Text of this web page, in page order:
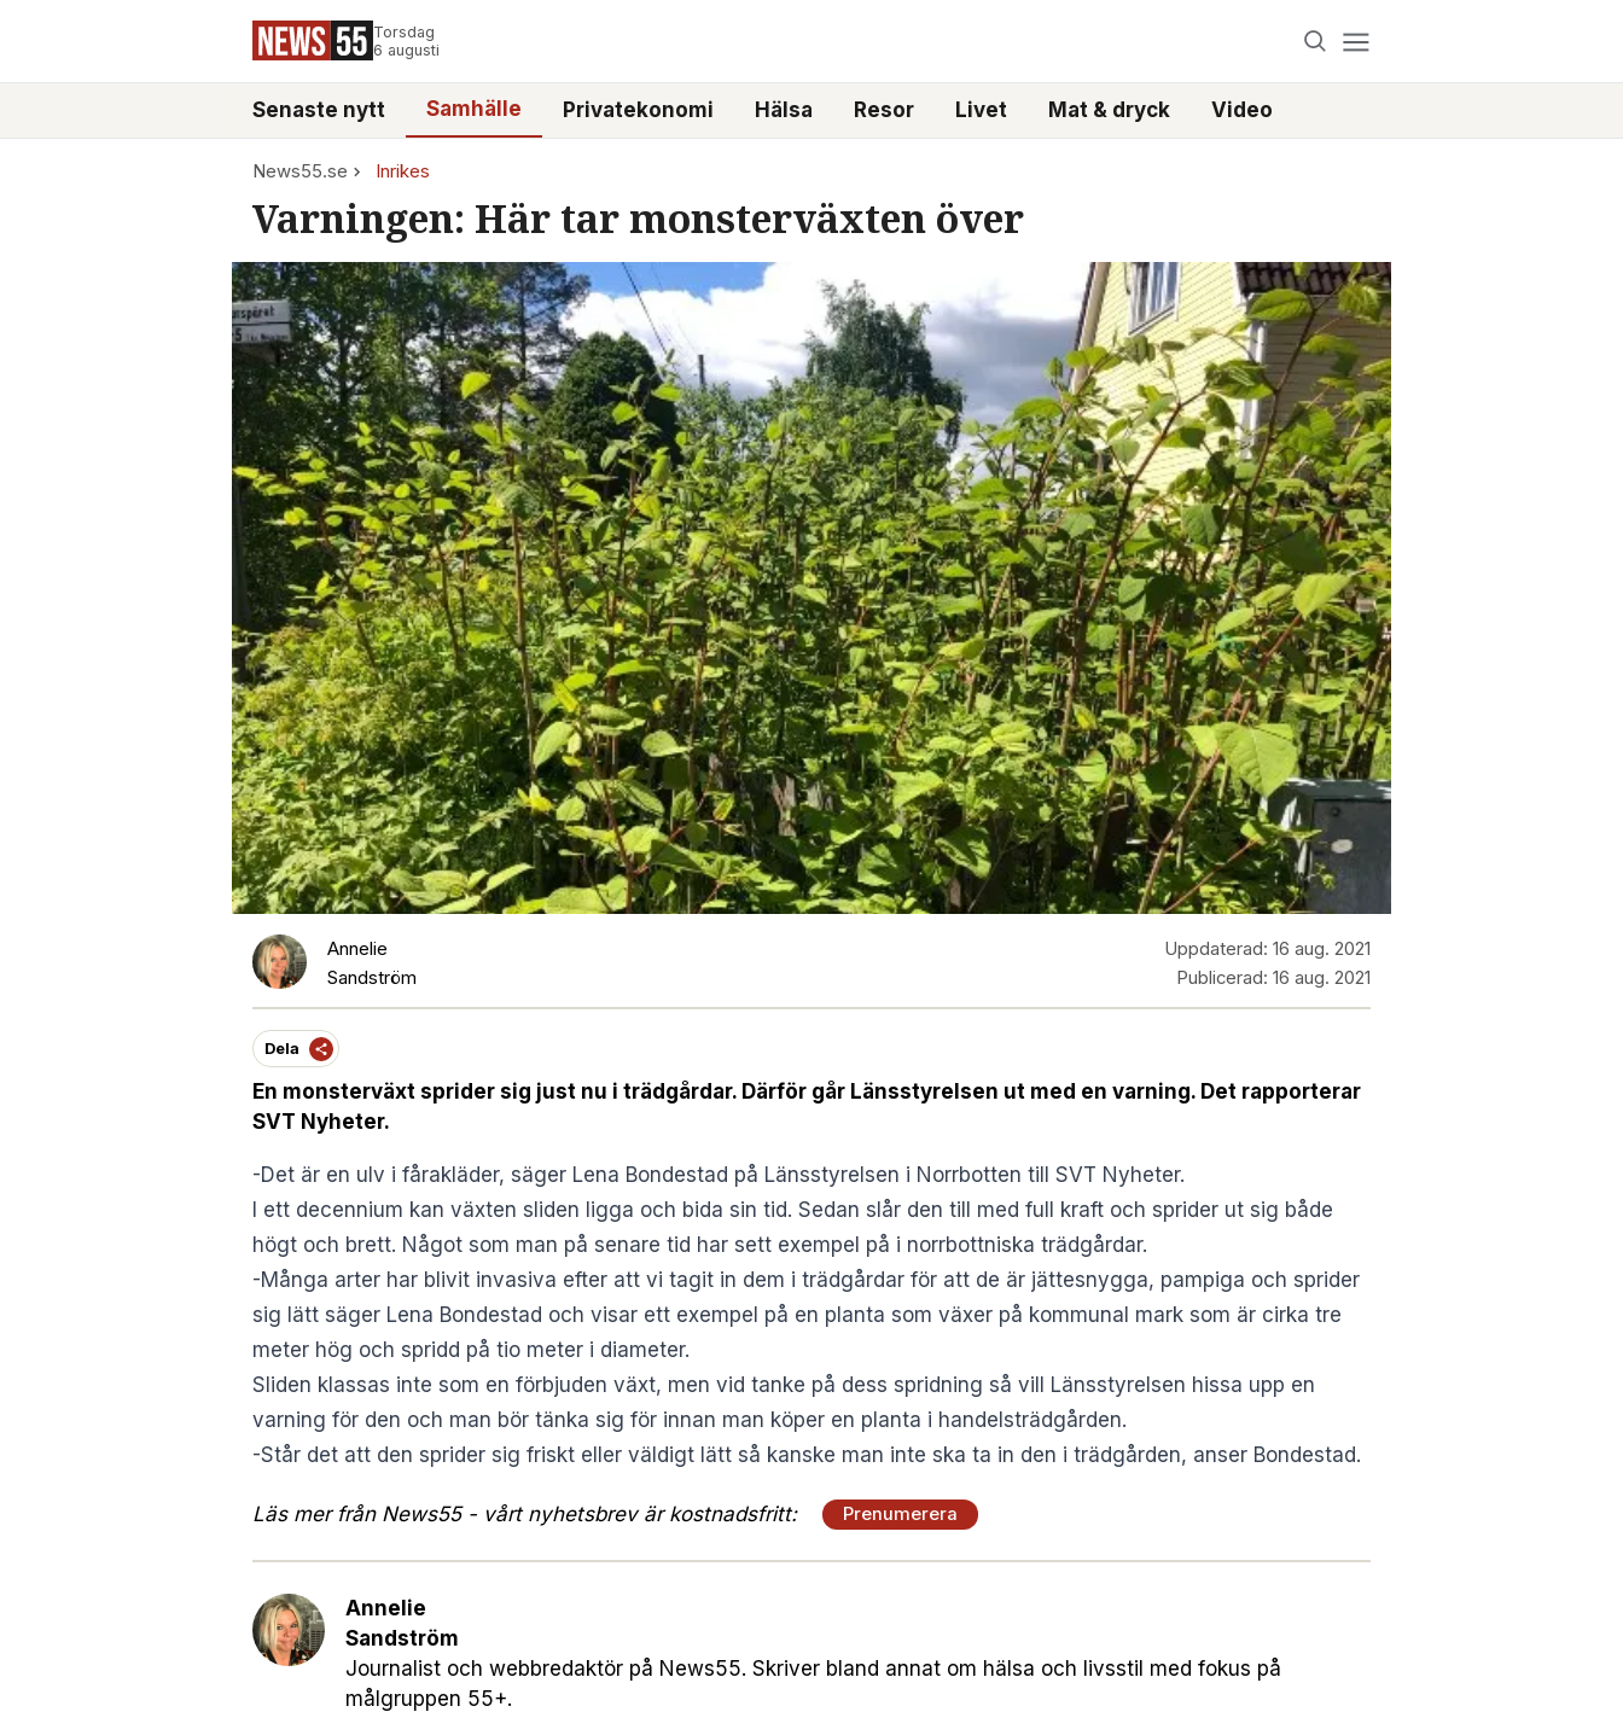
Torsdag
6 augusti
Senaste nytt Samhälle Privatekonomi Hälsa Resor Livet Mat & dryck Video
News55.se Inrikes
Varningen: Här tar monsterväxten över
Annelie
Sandström
Uppdaterad: 16 aug. 2021
Publicerad: 16 aug. 2021
Dela
En monsterväxt sprider sig just nu i trädgårdar. Därför går Länsstyrelsen ut med en varning. Det rapporterar
SVT Nyheter.
-Det är en ulv i fårakläder, säger Lena Bondestad på Länsstyrelsen i Norrbotten till SVT Nyheter.
I ett decennium kan växten sliden ligga och bida sin tid. Sedan slår den till med full kraft och sprider ut sig både
högt och brett. Något som man på senare tid har sett exempel på i norrbottniska trädgårdar.
-Många arter har blivit invasiva efter att vi tagit in dem i trädgårdar för att de är jättesnygga, pampiga och sprider
sig lätt säger Lena Bondestad och visar ett exempel på en planta som växer på kommunal mark som är cirka tre
meter hög och spridd på tio meter i diameter.
Sliden klassas inte som en förbjuden växt, men vid tanke på dess spridning så vill Länsstyrelsen hissa upp en
varning för den och man bör tänka sig för innan man köper en planta i handelsträdgården.
-Står det att den sprider sig friskt eller väldigt lätt så kanske man inte ska ta in den i trädgården, anser Bondestad.
Läs mer från News55 - vårt nyhetsbrev är kostnadsfritt: Prenumerera
Annelie
Sandström
Journalist och webbredaktör på News55. Skriver bland annat om hälsa och livsstil med fokus på
målgruppen 55+.